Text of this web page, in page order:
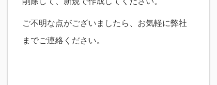
ご不明な点がございましたら、お気軽に弊社
までご連絡ください。